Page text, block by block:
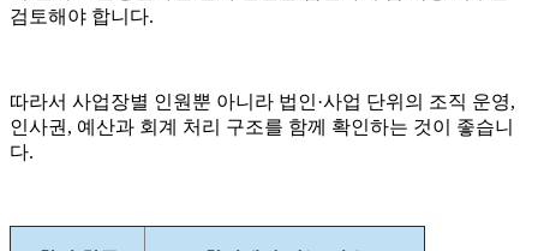
검토해야 합니다.
따라서 사업장별 인원뿐 아니라 법인·사업 단위의 조직 운영,
인사권, 예산과 회계 처리 구조를 함께 확인하는 것이 좋습니
다.